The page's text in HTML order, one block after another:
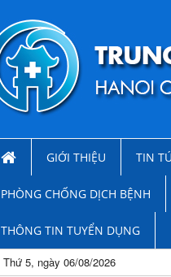
GIỚI THIỆU TIN
PHÒNG CHỐNG DỊCH BỆNH
THÔNG TIN TUYỂN DỤNG
Thứ 5, ngày 06/08/2026